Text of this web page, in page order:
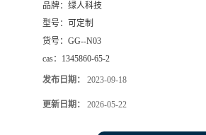
品牌： 绿人科技
型号：
可定制
货号： GG--N03
cas： 1345860-65-2
发布日期： 2023-09-18
更新日期： 2026-05-22